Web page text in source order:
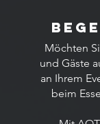
Möchten
und Gäste
an Ihrem
beim